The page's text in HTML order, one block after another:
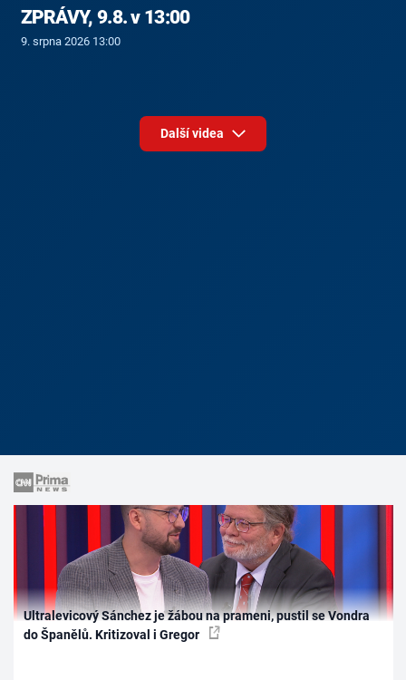
ZPRÁVY, 9.8. v 13:00
9. srpna 2026 13:00
Další videa
Ultralevicový Sánchez je žábou na prameni, pustil se Vondra
do Španělů. Kritizoval i Gregor